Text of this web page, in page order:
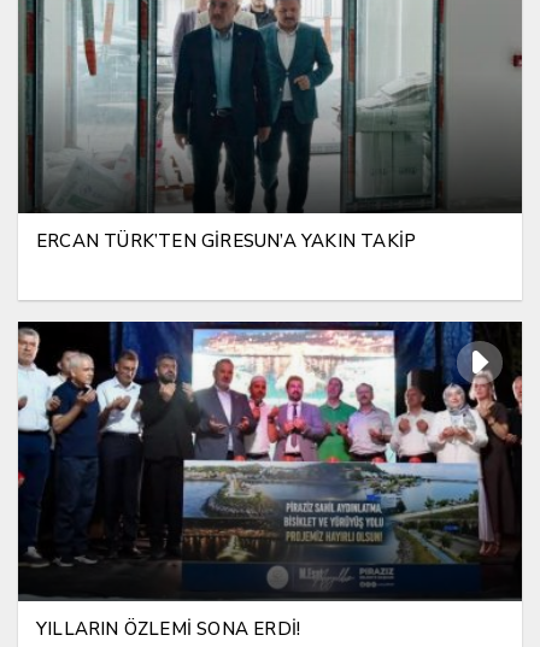
ERCAN TÜRK’TEN GİRESUN’A YAKIN TAKİP
YILLARIN ÖZLEMİ SONA ERDİ!